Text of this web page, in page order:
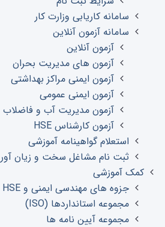
سامانه کاریابی وزارت کار
سامانه آزمون آنلاین
آزمون آنلاین
آزمون های مدیریت بحران
آزمون ایمنی مراکز بهداشتی
آزمون ایمنی عمومی
آزمون مدیریت آب و فاضلاب
آزمون کارشناس HSE
استعلام گواهینامه آموزشی
ثبت نام مشاغل سخت و زیان آور
کمک آموزشی
جزوه های مهندسی ایمنی و HSE
مجموعه استانداردها (ISO)
مجموعه آیین نامه ها